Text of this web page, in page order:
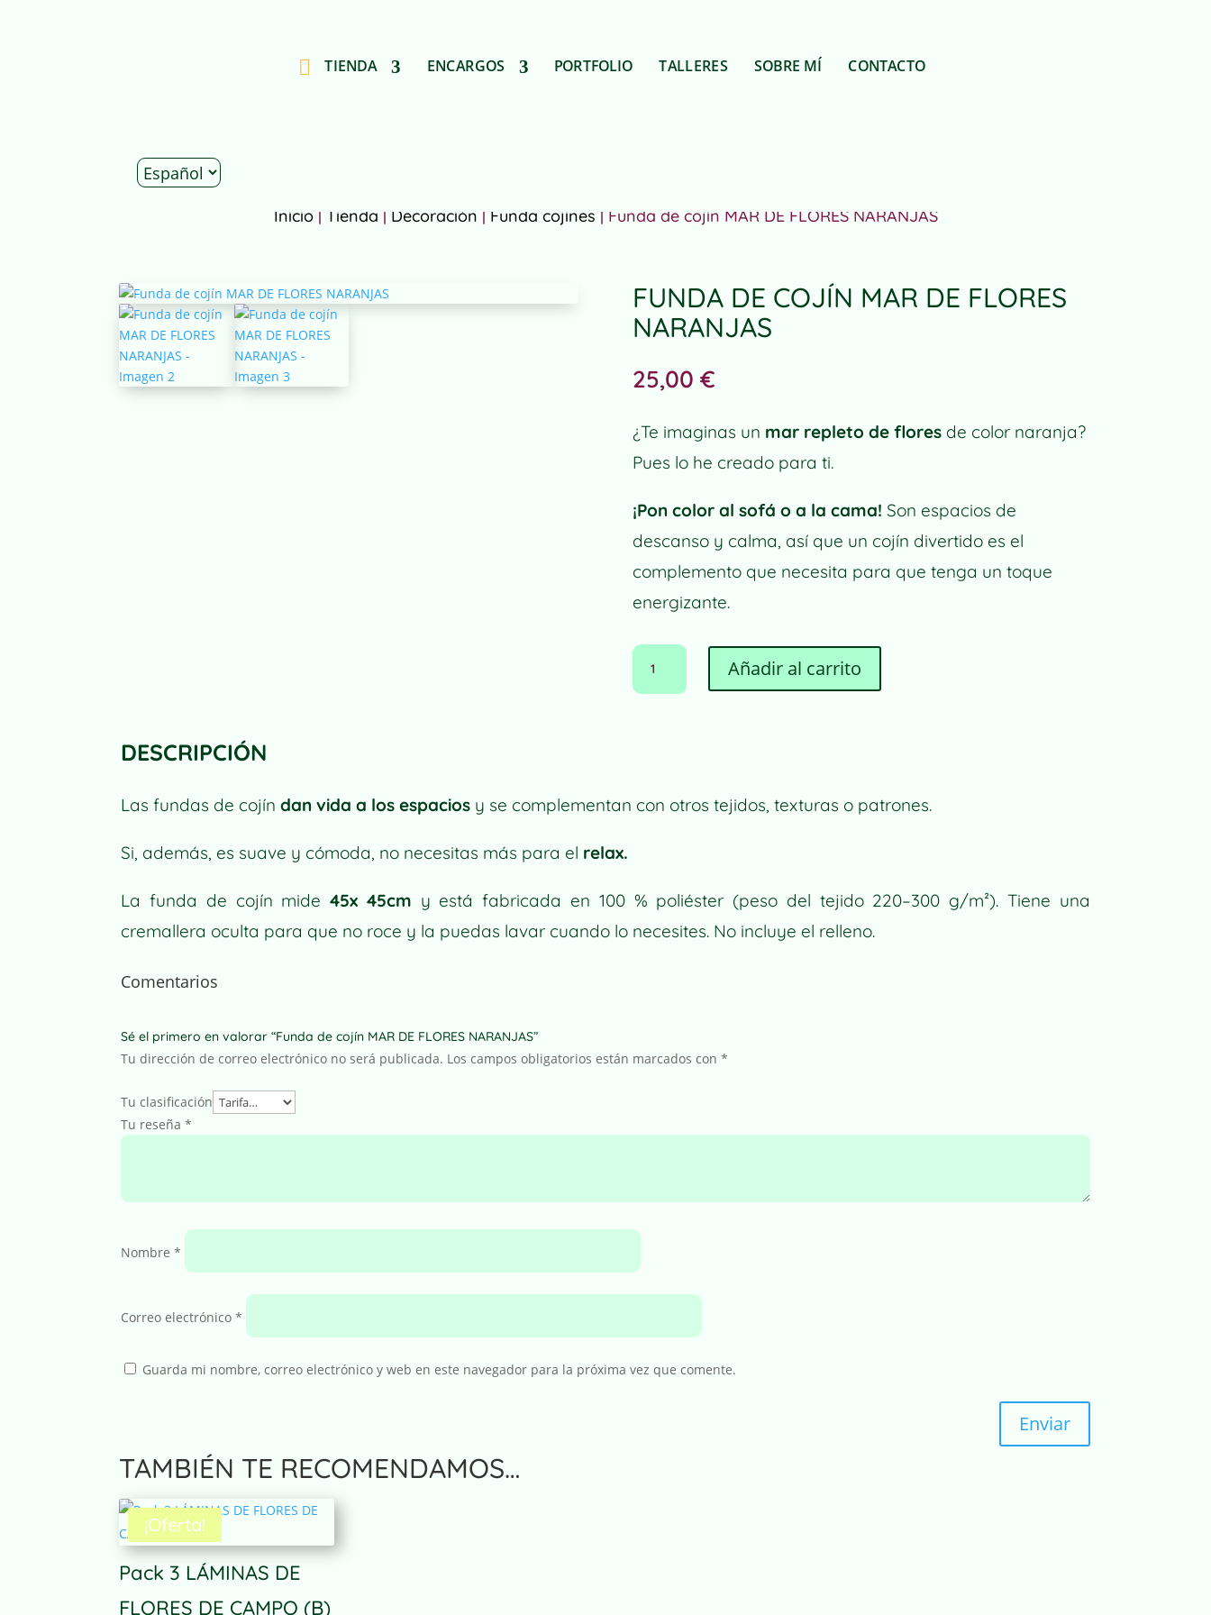
TIENDA ENCARGOS PORTFOLIO TALLERES SOBRE MÍ CONTACTO
Inicio| Tienda | Decoración | Funda cojines | Funda de cojín MAR DE FLORES NARANJAS
FUNDA DE COJÍN MAR DE FLORES
NARANJAS
25,00 €
¿Te imaginas un mar repleto de flores de color naranja?
Pues lo he creado para ti.
¡Pon color al sofá o a la cama! Son espacios de
descanso y calma, así que un cojín divertido es el
complemento que necesita para que tenga un toque
energizante.
FUNDA
DE
COJÍN
CANTIDAD
Añadir al carrito
A
T
:
DESCRIPCIÓN
Las fundas de cojíndan vida a los espacios y se complementan con otros tejidos, texturas o patrones.
Si, además, es suave y cómoda, no necesitas más para el relax.
La funda de cojín mide45x 45cm y está fabricada en 100 % poliéster (peso del tejido 220–300 g/m²). Tiene una
cremallera oculta para que no roce y la puedas lavar cuando lo necesites. No incluye el relleno.
Comentarios
Sé el primero en valorar “Funda de cojín MAR DE FLORES NARANJAS”
Tu dirección de correo electrónico no será publicada. Los campos obligatorios están marcados con*
Tu clasificación
Tu reseña*
Nombre*
Correo electrónico*
Guarda mi nombre, correo electrónico y web en este navegador para la próxima vez que comente.
Enviar
A
t
e
r
a
t
TAMBIÉN TE RECOMENDAMOS…
¡Oferta!
Pack 3 LÁMINAS DE
FLORES DE CAMPO (B)